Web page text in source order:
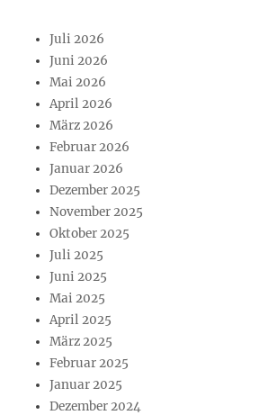
Juli 2026
Juni 2026
Mai 2026
April 2026
März 2026
Februar 2026
Januar 2026
Dezember 2025
November 2025
Oktober 2025
Juli 2025
Juni 2025
Mai 2025
April 2025
März 2025
Februar 2025
Januar 2025
Dezember 2024